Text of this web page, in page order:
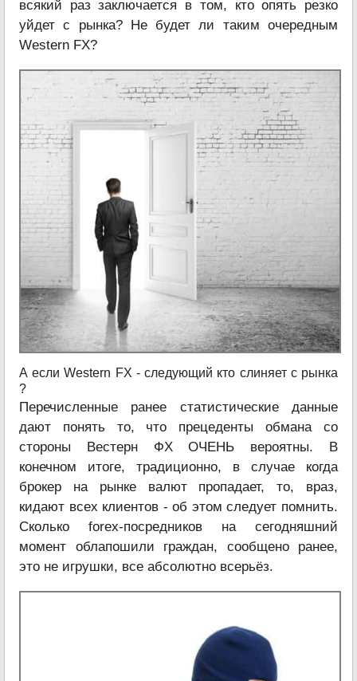
всякий раз заключается в том, кто опять резко
уйдет с рынка? Не будет ли таким очередным
Western FX?
А если Western FX - следующий кто слиняет с рынка
?
Перечисленные ранее статистические данные
дают понять то, что прецеденты обмана со
стороны Вестерн ФХ ОЧЕНЬ вероятны. В
конечном итоге, традиционно, в случае когда
брокер на рынке валют пропадает, то, враз,
кидают всех клиентов - об этом следует помнить.
Сколько forex-посредников на сегодняшний
момент облапошили граждан, сообщено ранее,
это не игрушки, все абсолютно всерьёз.